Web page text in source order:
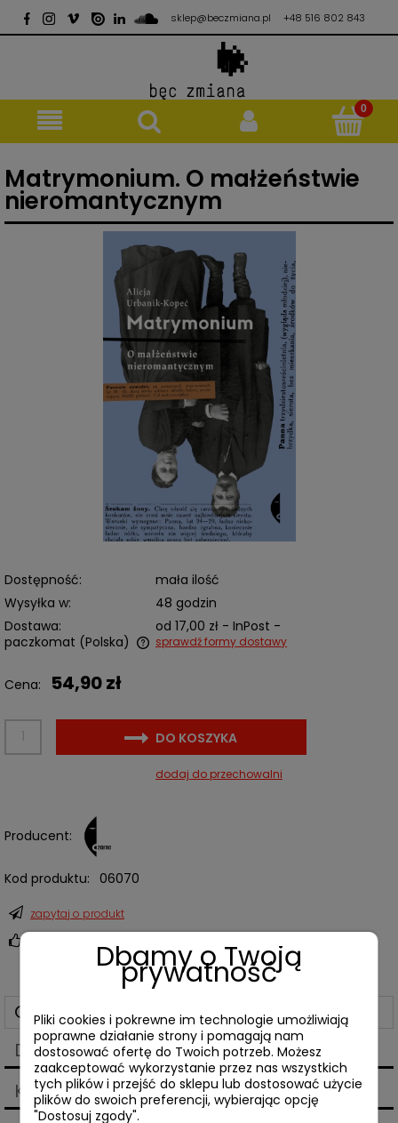
sklep@beczmiana.pl +48 516 802 843
Matrymonium. O małżeństwie
nieromantycznym
Dostępność:
mała ilość
Wysyłka w:
48 godzin
Dostawa:
od 17,00 zł - InPost -
paczkomat (Polska) sprawdź formy dostawy
Cena: 54,90 zł
DO KOSZYKA
dodaj do przechowalni
Producent:
Kod produktu: 06070
zapytaj o produkt
Opis
Dane techniczne
Koszty dostawy
Cena nie zawiera ewentualnych kosztów płatności
Dbamy o Twoją
prywatność
Pliki cookies i pokrewne im technologie umożliwiają
poprawne działanie strony i pomagają nam
dostosować ofertę do Twoich potrzeb. Możesz
zaakceptować wykorzystanie przez nas wszystkich
tych plików i przejść do sklepu lub dostosować użycie
plików do swoich preferencji, wybierając opcję
"Dostosuj zgody".